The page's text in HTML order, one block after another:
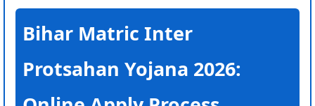
Bihar Matric Inter
Protsahan Yojana 2026: